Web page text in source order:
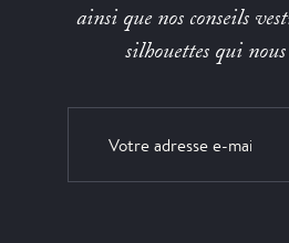
ainsi que nos conseils
silhouettes qui